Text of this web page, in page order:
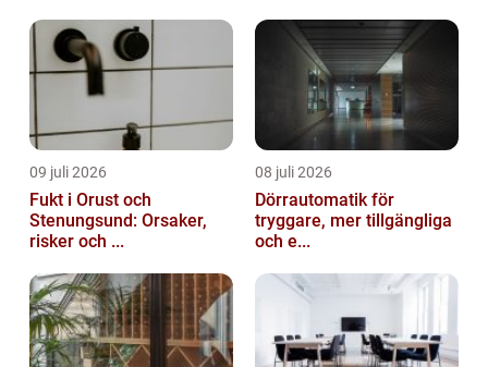
09 juli 2026
Fukt i Orust och
Stenungsund: Orsaker,
risker och ...
08 juli 2026
Dörrautomatik för
tryggare, mer tillgängliga
och e...